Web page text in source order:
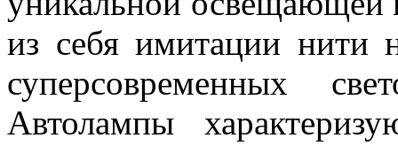
из себя имитации нити
суперсовременных
Автолампы